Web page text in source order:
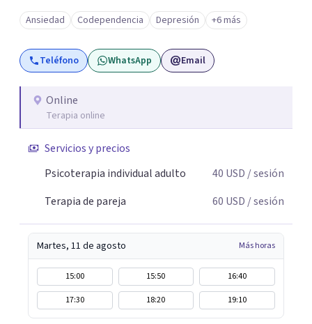
pasando. No dudes en comunicarte a fin de comenzar a
resolver la situación que está generando esa angustia.
Ansiedad Codependencia Depresión +6 más
Teléfono WhatsApp Email
Online
Terapia online
Servicios y precios
Psicoterapia individual adulto
40 USD / sesión
Terapia de pareja
60 USD / sesión
Martes, 11 de agosto Más horas
15:00 15:50
16:40
17:30
18:20 19:10